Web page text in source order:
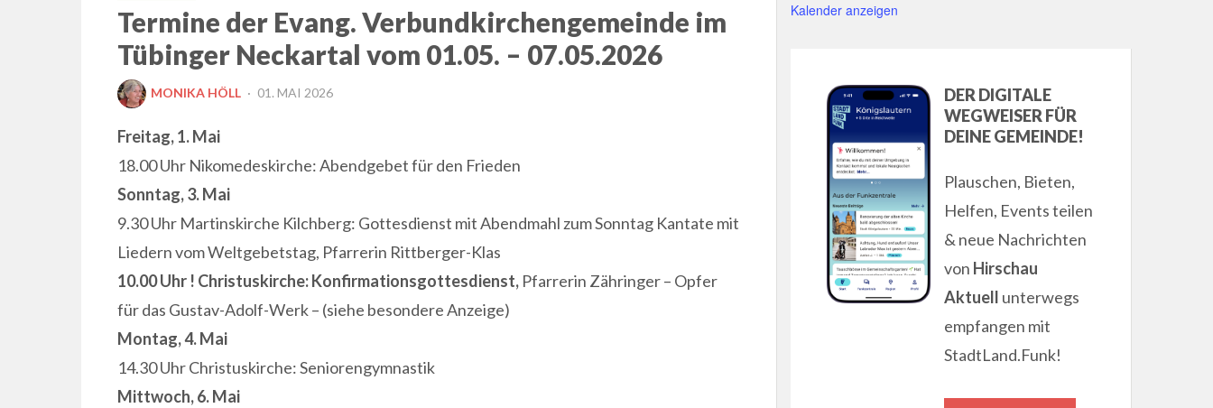
Termine der Evang. Verbundkirchengemeinde im
Tübinger Neckartal vom 01.05. – 07.05.2026
MONIKA HÖLL
POSTED
01. MAI 2026
Freitag, 1. Mai
18.00 Uhr Nikomedeskirche: Abendgebet für den Frieden
Sonntag, 3. Mai
9.30 Uhr Martinskirche Kilchberg: Gottesdienst mit Abendmahl zum Sonntag Kantate mit
Liedern vom Weltgebetstag, Pfarrerin Rittberger-Klas
10.00 Uhr ! Christuskirche: Konfirmationsgottesdienst, Pfarrerin Zähringer – Opfer
für das Gustav-Adolf-Werk – (siehe besondere Anzeige)
Montag, 4. Mai
14.30 Uhr Christuskirche: Seniorengymnastik
Mittwoch, 6. Mai
Kalender anzeigen
DER DIGITALE
WEGWEISER FÜR
DEINE GEMEINDE!
Plauschen, Bieten,
Helfen, Events teilen
& neue Nachrichten
von Hirschau
Aktuell unterwegs
empfangen mit
StadtLand.Funk!